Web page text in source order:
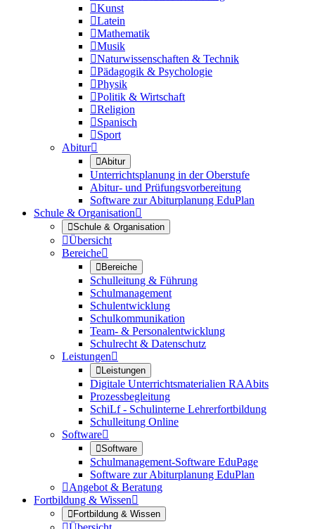
Kunst
Latein
Mathematik
Musik
Naturwissenschaften & Technik
Pädagogik & Psychologie
Physik
Politik & Wirtschaft
Religion
Spanisch
Sport
Abitur
Abitur
Unterrichtsplanung in der Oberstufe
Abitur- und Prüfungsvorbereitung
Software zur Abiturplanung EduPlan
Schule & Organisation
Schule & Organisation
Übersicht
Bereiche
Bereiche
Schulleitung & Führung
Schulmanagement
Schulentwicklung
Schulkommunikation
Team- & Personalentwicklung
Schulrecht & Datenschutz
Leistungen
Leistungen
Digitale Unterrichtsmaterialien RAAbits
Prozessbegleitung
SchiLf - Schulinterne Lehrerfortbildung
Schulleitung Online
Software
Software
Schulmanagement-Software EduPage
Software zur Abiturplanung EduPlan
Angebot & Beratung
Fortbildung & Wissen
Fortbildung & Wissen